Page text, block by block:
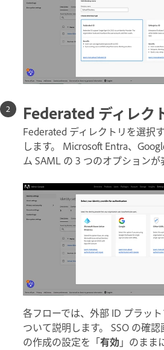
Federated ディレク
Federated ディレクトリを選択
します。 Microsoft Entra、
ム SAML の 3 つのオプションが
各フローでは、外部 ID プラッ
ついて説明します。 SSO の確
の作成の設定を「有効 」のまま